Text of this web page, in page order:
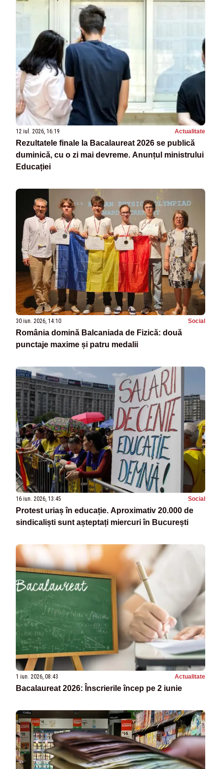
12 iul. 2026, 16:19 Actualitate
Rezultatele finale la Bacalaureat 2026 se publică
duminică, cu o zi mai devreme. Anunțul ministrului
Educației
30 iun. 2026, 14:10 Social
România domină Balcaniada de Fizică: două
punctaje maxime și patru medalii
16 iun. 2026, 13:45 Social
Protest uriaș în educație. Aproximativ 20.000 de
sindicaliști sunt așteptați miercuri în București
1 iun. 2026, 08:43 Actualitate
Bacalaureat 2026: Înscrierile încep pe 2 iunie